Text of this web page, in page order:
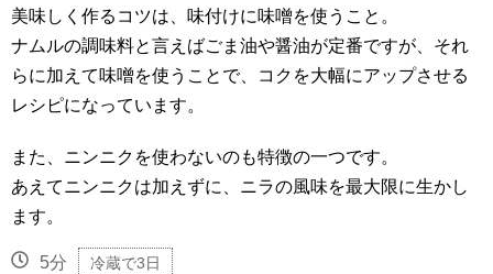
美味しく作るコツは、味付けに味噌を使うこと。
ナムルの調味料と言えばごま油や醤油が定番ですが、それ
らに加えて味噌を使うことで、コクを大幅にアップさせる
レシピになっています。
また、ニンニクを使わないのも特徴の一つです。
あえてニンニクは加えずに、ニラの風味を最大限に生かし
ます。
5分 冷蔵で3日